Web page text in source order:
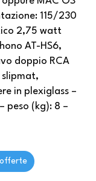
115/230
2,75 watt
AT-HS6,
doppio RCA
slipmat,
in plexiglass –
peso (kg): 8 –